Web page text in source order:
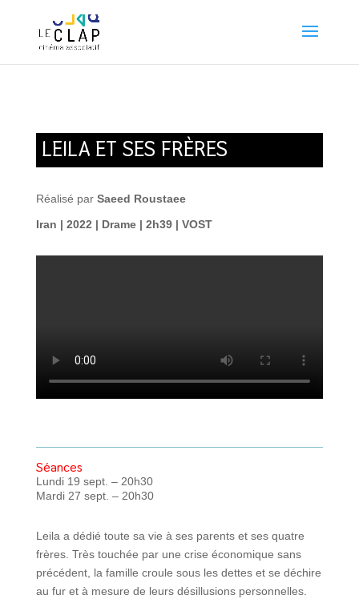
LEILA ET SES FRÈRES
Réalisé par Saeed Roustaee
Iran | 2022 | Drame | 2h39 | VOST
Séances
Lundi 19 sept. – 20h30
Mardi 27 sept. – 20h30
Leila a dédié toute sa vie à ses parents et ses quatre
frères. Très touchée par une crise économique sans
précédent, la famille croule sous les dettes et se déchire
au fur et à mesure de leurs désillusions personnelles.